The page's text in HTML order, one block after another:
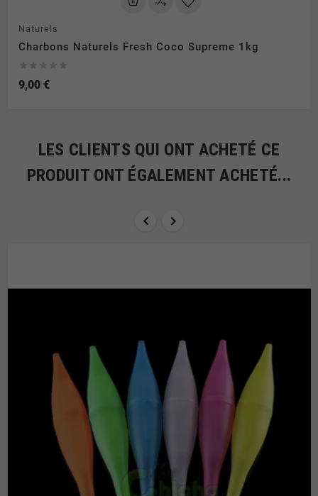
Naturels
Charbons Naturels Fresh Coco Supreme 1kg
9,00 €
LES CLIENTS QUI ONT ACHETÉ CE
PRODUIT ONT ÉGALEMENT ACHETÉ...
 